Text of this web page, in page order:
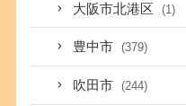
大阪市北港区 (1)
豊中市 (379)
吹田市 (244)